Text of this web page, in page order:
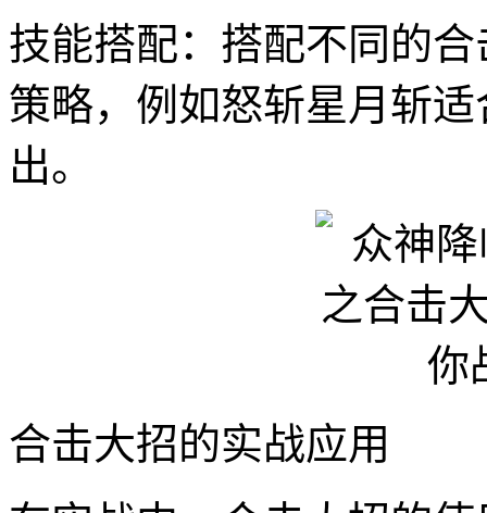
技能搭配：搭配不同的
策略，例如怒斩星月斩
出。
合击大招的实战应用